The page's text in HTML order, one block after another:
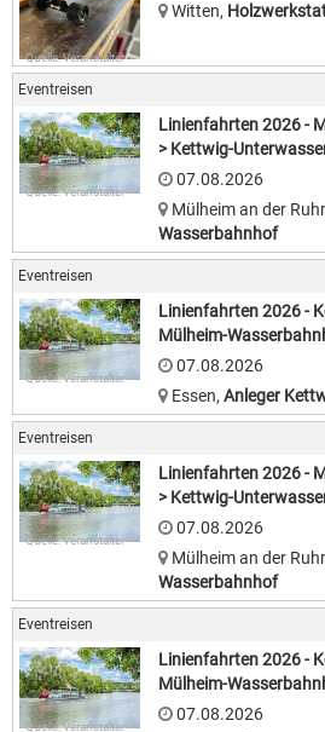
Quelle: Veranstalter
Witten,
Eventreisen
Quelle: Veranstalter
Linienfahrten 2026 -
> Kettwig-
07.08.2026
Mülheim an der Ruhr
Wasserbahnhof
Eventreisen
Quelle: Veranstalter
Linienfahrten 2026 -
Mülheim-
07.08.2026
Essen, Anleger
Eventreisen
Quelle: Veranstalter
Linienfahrten 2026 -
> Kettwig-
07.08.2026
Mülheim an der Ruhr
Wasserbahnhof
Eventreisen
Quelle: Veranstalter
Linienfahrten 2026 -
Mülheim-
07.08.2026